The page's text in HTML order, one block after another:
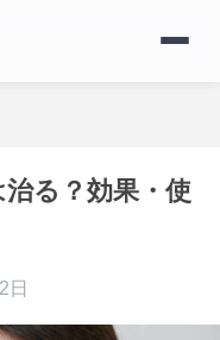
る？効果・使
日